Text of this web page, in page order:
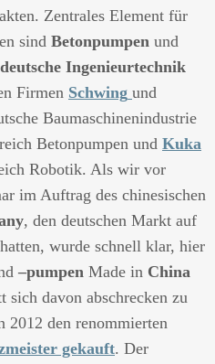
Zentrales Element für
sind Betonpumpen und
deutsche Ingenieurtechnik
Firmen Schwing und
Baumaschinenindustrie
Betonpumpen und Kuka
Robotik. Als wir vor
im Auftrag des chinesischen
, den deutschen Markt auf
wurde schnell klar, hier
–pumpen Made in China
sich davon abschrecken zu
2012 den renommierten
gekauft. Der